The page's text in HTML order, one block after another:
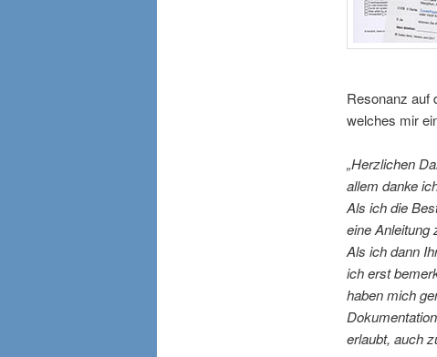
Resonanz auf
welches mir
„Herzlichen
allem danke
Als ich die
eine Anleitung
Als ich dann
ich erst
haben mich
erlaubt, auch